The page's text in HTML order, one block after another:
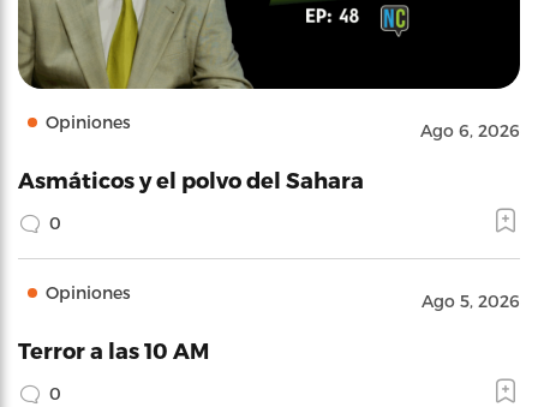
Opiniones Ago 6, 2026
Asmáticos y el polvo del Sahara
0
Opiniones Ago 5, 2026
Terror a las 10 AM
0